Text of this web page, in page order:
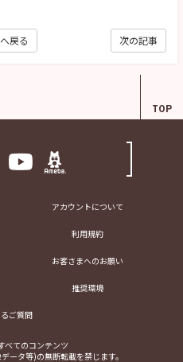
次の記事
戻る
TOP
アカウントについて
利用規約
お客さまへのお願い
推奨環境
ご質問
べてのコンテンツ
ータ等)の無断転載を禁じます。